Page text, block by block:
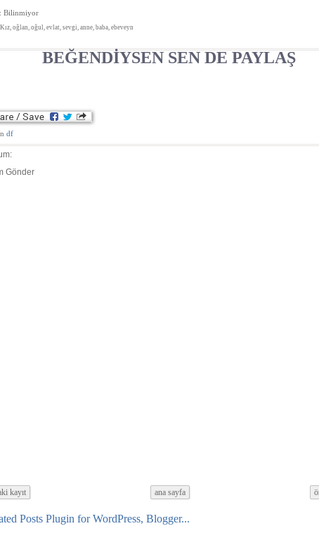
: Bilinmiyor
oğlan, oğul, evlat, sevgi, anne, baba, ebeveyn
BEĞENDİYSEN SEN DE PAYLAŞ
df
Gönder
kayıt ana sayfa